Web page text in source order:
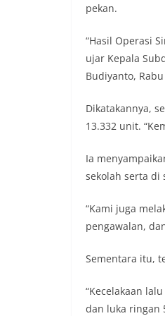
pekan.
“Hasil Operasi
ujar Kepala
Budiyanto,
Dikatakannya,
13.332 unit.
Ia
sekolah serta di
“Kami juga
pengawalan,
Sementara itu,
“Kecelakaan
dan luka ringan